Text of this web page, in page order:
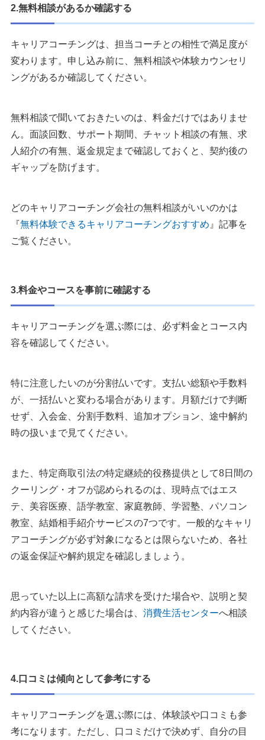
2.無料相談があるか確認する
キャリアコーチングは、担当コーチとの相性で満足度が
変わります。申し込み前に、無料相談や体験カウンセリ
ングがあるか確認してください。
無料相談で聞いておきたいのは、料金だけではありませ
ん。面談回数、サポート期間、チャット相談の有無、求
人紹介の有無、返金規定まで確認しておくと、契約後の
ギャップを防げます。
どのキャリアコーチング会社の無料相談がいいのかは
『無料体験できるキャリアコーチングおすすめ 』記事を
ご覧ください。
3.料金やコースを事前に確認する
キャリアコーチングを選ぶ際には、必ず料金とコース内
容を確認してください。
特に注意したいのが分割払いです。支払い総額や手数料
が、一括払いと変わる場合があります。月額だけで判断
せず、入会金、分割手数料、追加オプション、途中解約
時の扱いまで見てください。
また、特定商取引法の特定継続的役務提供として8日間の
クーリング・オフが認められるのは、現時点ではエス
テ、美容医療、語学教室、家庭教師、学習塾、パソコン
教室、結婚相手紹介サービスの7つです。一般的なキャリ
アコーチングが必ず対象になるとは限らないため、各社
の返金保証や解約規定を確認しましょう。
思っていた以上に高額な請求を受けた場合や、説明と契
約内容が違うと感じた場合は、 消費生活センターへ相談
してください。
4.口コミは傾向として参考にする
キャリアコーチングを選ぶ際には、体験談や口コミも参
考になります。ただし、口コミだけで決めず、自分の目